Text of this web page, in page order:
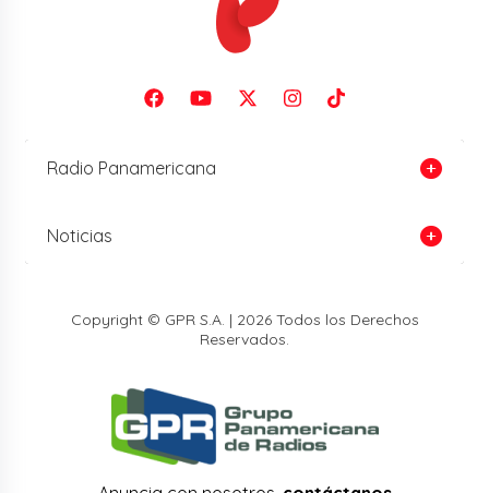
Radio Panamericana
Noticias
Copyright © GPR S.A. | 2026 Todos los Derechos
Reservados.